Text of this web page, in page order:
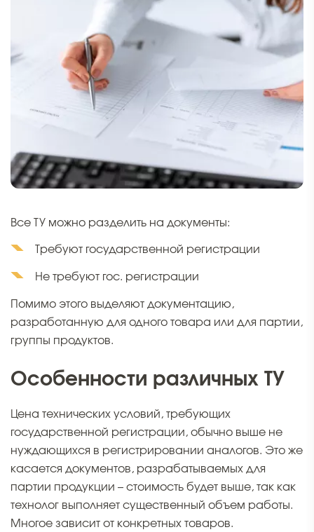
Все ТУ можно разделить на документы:
Требуют государственной регистрации
Не требуют гос. регистрации
Помимо этого выделяют документацию,
разработанную для одного товара или для партии,
группы продуктов.
Особенности различных ТУ
Цена технических условий, требующих
государственной регистрации, обычно выше не
нуждающихся в регистрировании аналогов. Это же
касается документов, разрабатываемых для
партии продукции – стоимость будет выше, так как
технолог выполняет существенный объем работы.
Многое зависит от конкретных товаров.